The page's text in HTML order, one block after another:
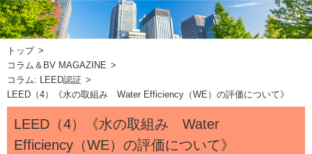
トップ
コラム＆BV MAGAZINE
コラム: LEED認証
LEED（4）《水の取組み Water Efficiency（WE）の評価について》
LEED（4）《水の取組み Water
Efficiency（WE）の評価について》